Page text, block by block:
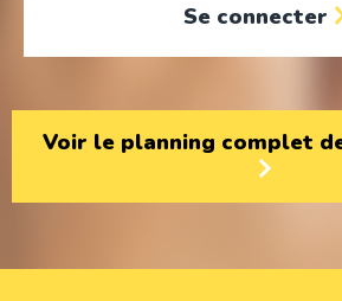
Se connecter
Voir le planning complet